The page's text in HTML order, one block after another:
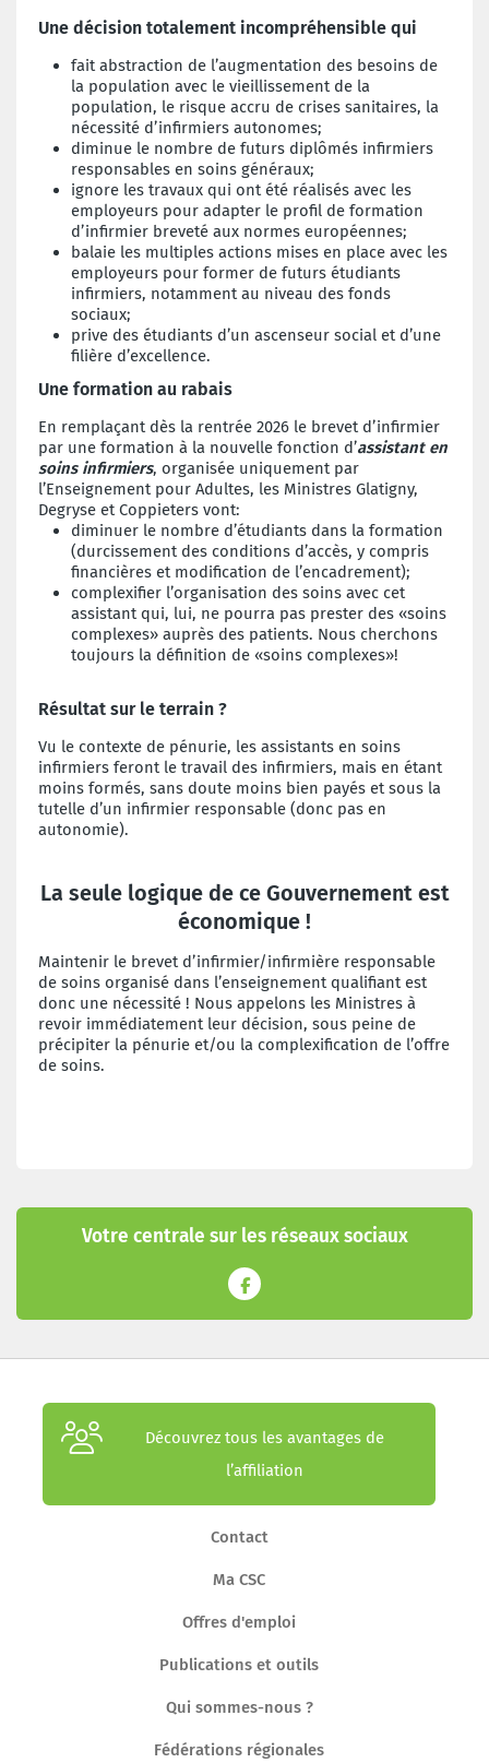
Une décision totalement incompréhensible qui
fait abstraction de l’augmentation des besoins de
la population avec le vieillissement de la
population, le risque accru de crises sanitaires, la
nécessité d’infirmiers autonomes;
diminue le nombre de futurs diplômés infirmiers
responsables en soins généraux;
ignore les travaux qui ont été réalisés avec les
employeurs pour adapter le profil de formation
d’infirmier breveté aux normes européennes;
balaie les multiples actions mises en place avec les
employeurs pour former de futurs étudiants
infirmiers, notamment au niveau des fonds
sociaux;
prive des étudiants d’un ascenseur social et d’une
filière d’excellence.
Une formation au rabais
En remplaçant dès la rentrée 2026 le brevet d’infirmier
par une formation à la nouvelle fonction d’assistant en
soins infirmiers, organisée uniquement par
l’Enseignement pour Adultes, les Ministres Glatigny,
Degryse et Coppieters vont:
diminuer le nombre d’étudiants dans la formation
(durcissement des conditions d’accès, y compris
financières et modification de l’encadrement);
complexifier l’organisation des soins avec cet
assistant qui, lui, ne pourra pas prester des «soins
complexes» auprès des patients. Nous cherchons
toujours la définition de «soins complexes»!
Résultat sur le terrain ?
Vu le contexte de pénurie, les assistants en soins
infirmiers feront le travail des infirmiers, mais en étant
moins formés, sans doute moins bien payés et sous la
tutelle d’un infirmier responsable (donc pas en
autonomie).
La seule logique de ce Gouvernement est
économique !
Maintenir le brevet d’infirmier/infirmière responsable
de soins organisé dans l’enseignement qualifiant est
donc une nécessité ! Nous appelons les Ministres à
revoir immédiatement leur décision, sous peine de
précipiter la pénurie et/ou la complexification de l’offre
de soins.
Votre centrale sur les réseaux sociaux
Découvrez tous les avantages de
l’affiliation
Contact
Ma CSC
Offres d'emploi
Publications et outils
Qui sommes-nous ?
Fédérations régionales